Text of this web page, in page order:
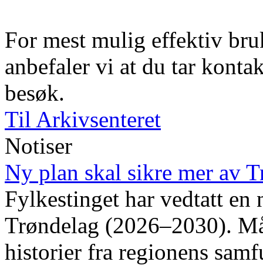
For mest mulig effektiv
anbefaler vi at du tar
besøk.
Til Arkivsenteret
Notiser
Ny plan skal sikre mer av
Fylkestinget har vedtatt
Trøndelag (2026–2030).
historier fra regionens